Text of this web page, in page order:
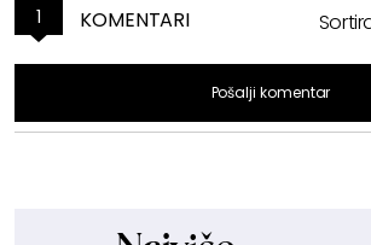
1 KOMENTARI
Pošalji komentar